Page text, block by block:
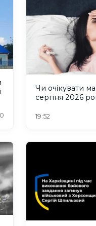
Чи очікувати
серпня 2026
19:52